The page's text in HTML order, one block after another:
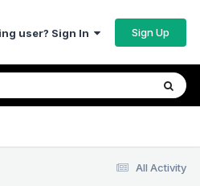
user? Sign In Sign Up
All Activity